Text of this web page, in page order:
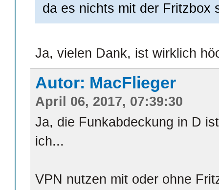
da es nichts mit der Fritzbox
Ja, vielen Dank, ist wirklich
Autor: MacFlieger
April 06, 2017, 07:39:30
Ja, die Funkabdeckung in D
ich...
VPN nutzen mit oder ohne